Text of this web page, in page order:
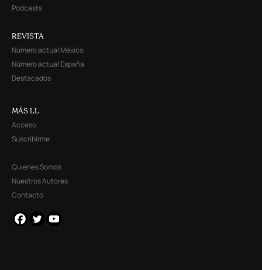
Podcasts
REVISTA
Número actual México
Número actual España
Destacados
MÁS LL
Acceso
Suscribirme
Quienes Somos
Nuestros Autores
Contacto